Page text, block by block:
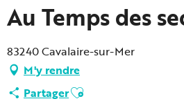
Au Temps des
83240 Cavalaire-sur-Mer
M'y rendre
PartagerAjouter aux favoris